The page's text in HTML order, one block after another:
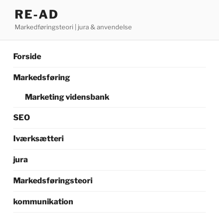
indhold
RE-AD
Markedføringsteori | jura & anvendelse
Forside
Markedsføring
Marketing vidensbank
SEO
Iværksætteri
jura
Markedsføringsteori
kommunikation